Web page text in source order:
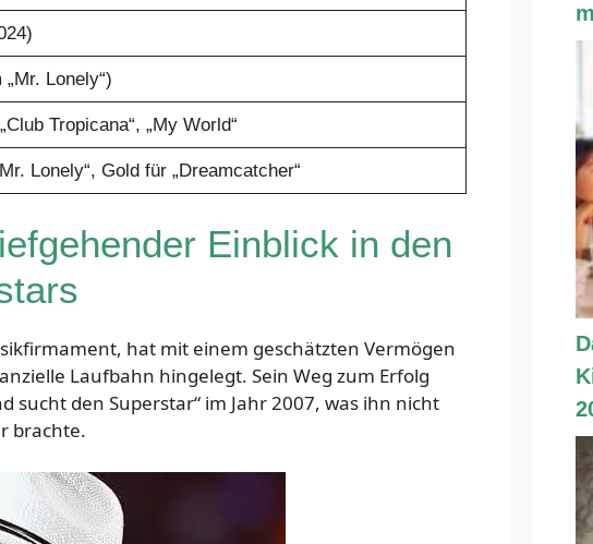
Lonely“)
Tropicana“, „My World“
Lonely“, Gold für „Dreamcatcher“
Einblick in den
hat mit einem geschätzten Vermögen
Laufbahn hingelegt. Sein Weg zum Erfolg
sucht den Superstar“ im Jahr 2007, was ihn nicht
brachte.